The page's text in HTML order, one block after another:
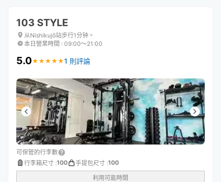
103 STYLE
从Nishikujō站步行1分钟。
本日營業時間 : 09:00〜21:00
5.0★ ★ ★ ★ ★
★ ★ ★ ★ ★1 則評論
可保管的行李數
行李箱尺寸 :100 手提包尺寸 :100
利用可能時間